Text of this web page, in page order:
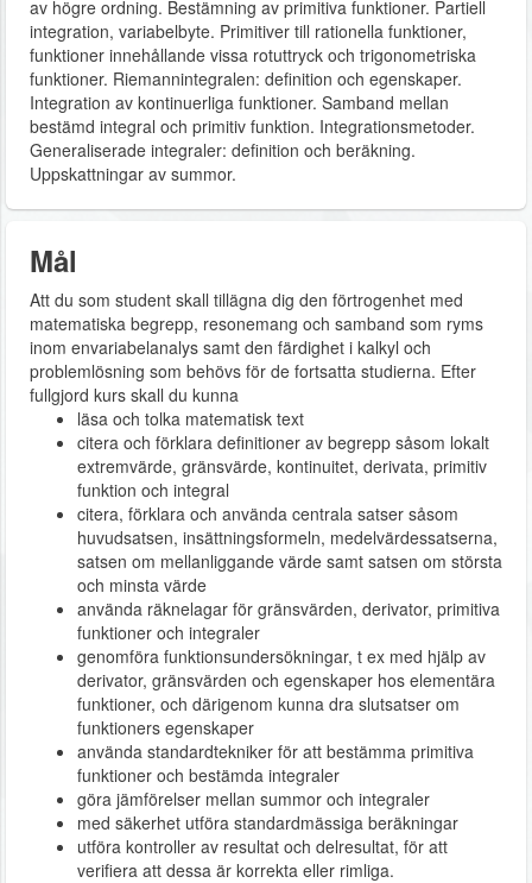
av högre ordning. Bestämning av primitiva funktioner. Partiell
integration, variabelbyte. Primitiver till rationella funktioner,
funktioner innehållande vissa rotuttryck och trigonometriska
funktioner. Riemannintegralen: definition och egenskaper.
Integration av kontinuerliga funktioner. Samband mellan
bestämd integral och primitiv funktion. Integrationsmetoder.
Generaliserade integraler: definition och beräkning.
Uppskattningar av summor.
Mål
Att du som student skall tillägna dig den förtrogenhet med
matematiska begrepp, resonemang och samband som ryms
inom envariabelanalys samt den färdighet i kalkyl och
problemlösning som behövs för de fortsatta studierna. Efter
fullgjord kurs skall du kunna
läsa och tolka matematisk text
citera och förklara definitioner av begrepp såsom lokalt
extremvärde, gränsvärde, kontinuitet, derivata, primitiv
funktion och integral
citera, förklara och använda centrala satser såsom
huvudsatsen, insättningsformeln, medelvärdessatserna,
satsen om mellanliggande värde samt satsen om största
och minsta värde
använda räknelagar för gränsvärden, derivator, primitiva
funktioner och integraler
genomföra funktionsundersökningar, t ex med hjälp av
derivator, gränsvärden och egenskaper hos elementära
funktioner, och därigenom kunna dra slutsatser om
funktioners egenskaper
använda standardtekniker för att bestämma primitiva
funktioner och bestämda integraler
göra jämförelser mellan summor och integraler
med säkerhet utföra standardmässiga beräkningar
utföra kontroller av resultat och delresultat, för att
verifiera att dessa är korrekta eller rimliga.